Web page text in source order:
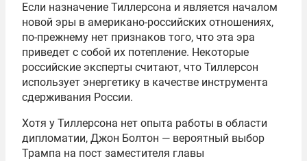
Если назначение Тиллерсона и является началом
новой эры в американо-российских отношениях,
по-прежнему нет признаков того, что эта эра
приведет с собой их потепление. Некоторые
российские эксперты считают, что Тиллерсон
использует энергетику в качестве инструмента
сдерживания России.
Хотя у Тиллерсона нет опыта работы в области
дипломатии, Джон Болтон — вероятный выбор
Трампа на пост заместителя главы